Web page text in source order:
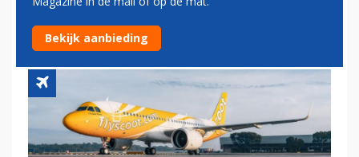
REGIONALE AIRBUS-VLOOT
UIT MET NIEUWE ORDER
Bekijk aanbieding